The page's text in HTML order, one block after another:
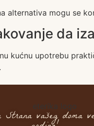
alternativa mogu se
da
kućnu upotrebu
Strana vašeg doma